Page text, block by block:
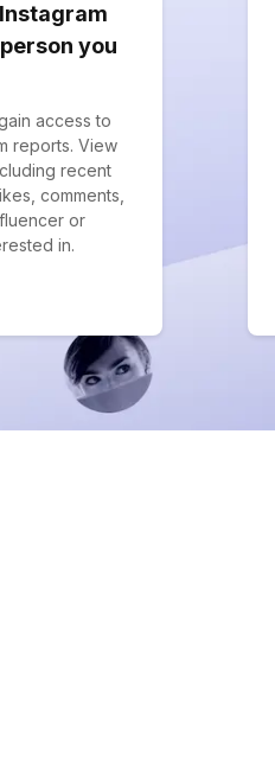
you
access to
reports. View
recent
comments,
or
in.